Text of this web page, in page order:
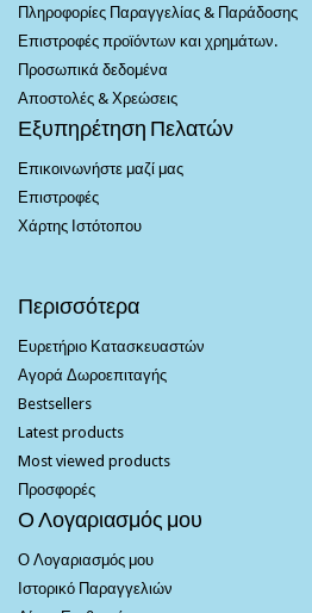
Πληροφορίες Παραγγελίας & Παράδοσης
Επιστροφές προϊόντων και χρημάτων.
Προσωπικά δεδομένα
Αποστολές & Χρεώσεις
Εξυπηρέτηση Πελατών
Επικοινωνήστε μαζί μας
Επιστροφές
Χάρτης Ιστότοπου
Περισσότερα
Ευρετήριο Κατασκευαστών
Αγορά Δωροεπιταγής
Bestsellers
Latest products
Most viewed products
Προσφορές
Ο Λογαριασμός μου
Ο Λογαριασμός μου
Ιστορικό Παραγγελιών